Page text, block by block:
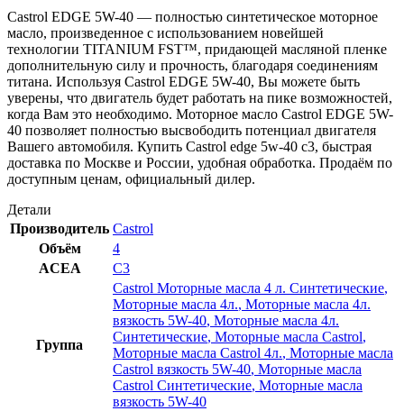
Castrol EDGE 5W-40 — полностью синтетическое моторное
масло, произведенное с использованием новейшей
технологии TITANIUM FST™, придающей масляной пленке
дополнительную силу и прочность, благодаря соединениям
титана. Используя Castrol EDGE 5W-40, Вы можете быть
уверены, что двигатель будет работать на пике возможностей,
когда Вам это необходимо. Моторное масло Castrol EDGE 5W-
40 позволяет полностью высвободить потенциал двигателя
Вашего автомобиля. Купить Castrol edge 5w-40 c3, быстрая
доставка по Москве и России, удобная обработка. Продаём по
доступным ценам, официальный дилер.
Детали
Производитель Castrol
Объём
4
ACEA
C3
Группа
Castrol Моторные масла 4 л. Синтетические,
Моторные масла 4л., Моторные масла 4л.
вязкость 5W-40, Моторные масла 4л.
Синтетические, Моторные масла Castrol,
Моторные масла Castrol 4л., Моторные масла
Castrol вязкость 5W-40, Моторные масла
Castrol Синтетические, Моторные масла
вязкость 5W-40